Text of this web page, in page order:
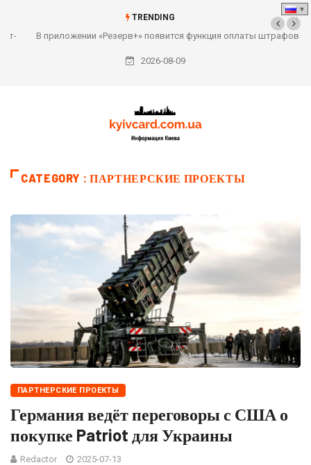
TRENDING
В приложении «Резерв+» появится функция оплаты штрафов за
неявку в ТЦК
2026-08-09
CATEGORY : ПАРТНЕРСКИЕ ПРОЕКТЫ
ПАРТНЕРСКИЕ ПРОЕКТЫ
Германия ведёт переговоры с США о
покупке Patriot для Украины
Redactor 2025-07-13